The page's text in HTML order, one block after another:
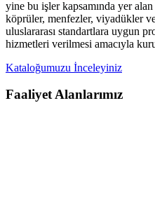
yine bu işler kapsamında yer
köprüler, menfezler, viyadükler
uluslararası standartlara uygun
hizmetleri verilmesi amacıyla
Kataloğumuzu İnceleyiniz
Faaliyet Alanlarımız